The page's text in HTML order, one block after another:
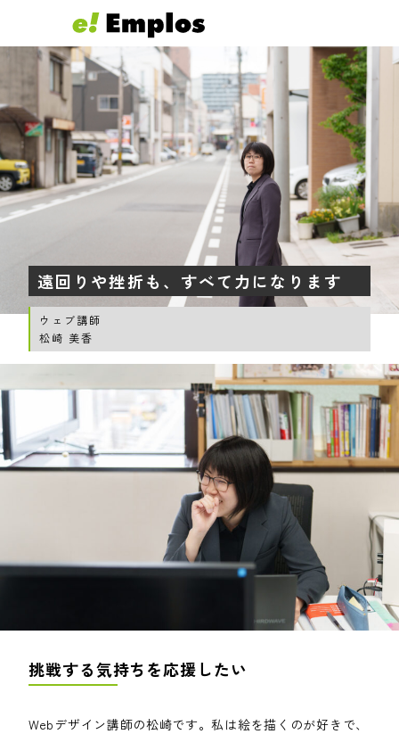
遠回りや挫折も、すべて力になります
ウェブ講師
松崎 美香
挑戦する気持ちを応援したい
Webデザイン講師の松崎です。私は絵を描くのが好きで、